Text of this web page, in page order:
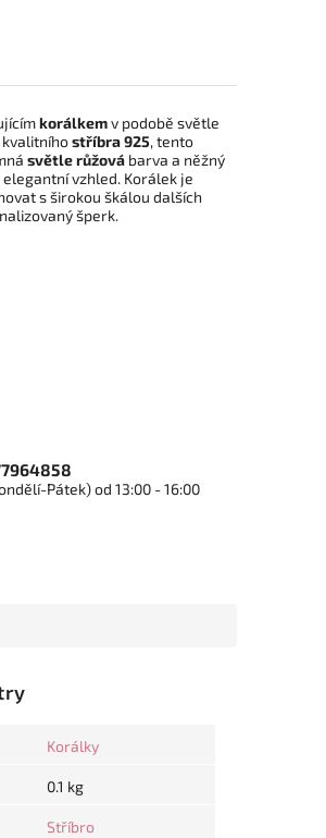
korálkemv podobě světle
stříbra 925,tento
světle růžová barva a něžný
elegantní vzhled. Korálek je
s širokou škálou dalších
šperk.
Pátek) od 13:00 - 16:00
Korálky
0.1 kg
Stříbro